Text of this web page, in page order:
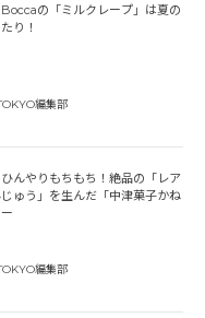
Boccaの「ミルクレープ」は夏の
り！
編集部
ひんやりもちもち！絶品の「レア
ゅう」を生んだ「中津菓子かね
編集部